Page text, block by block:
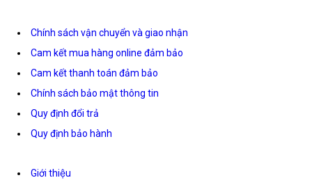
Chính sách vận chuyển và giao nhận
Cam kết mua hàng online đảm bảo
Cam kết thanh toán đảm bảo
Chính sách bảo mật thông tin
Quy định đổi trả
Quy định bảo hành
Giới thiệu